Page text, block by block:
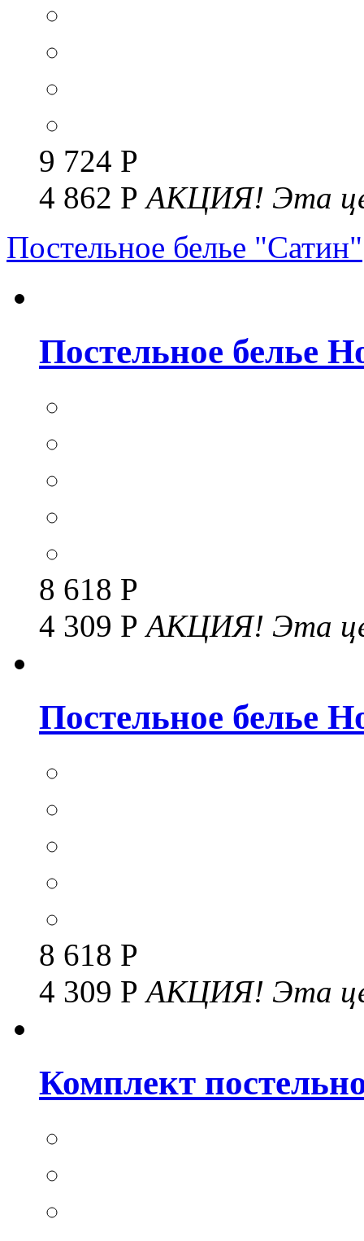
9 724 Р
4 862 РАКЦИЯ! Эта
Постельное белье "Сатин"
Постельное белье
8 618 Р
4 309 РАКЦИЯ! Эта
Постельное белье
8 618 Р
4 309 РАКЦИЯ! Эта
Комплект